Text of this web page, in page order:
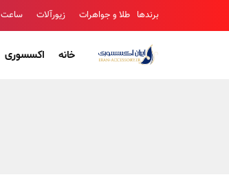
برندها طلا و جواهرات زیورآلات ساعت
خانه اکسسوری